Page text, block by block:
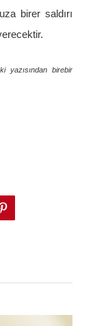
birer saldırı
yazısından birebir
Pinterest